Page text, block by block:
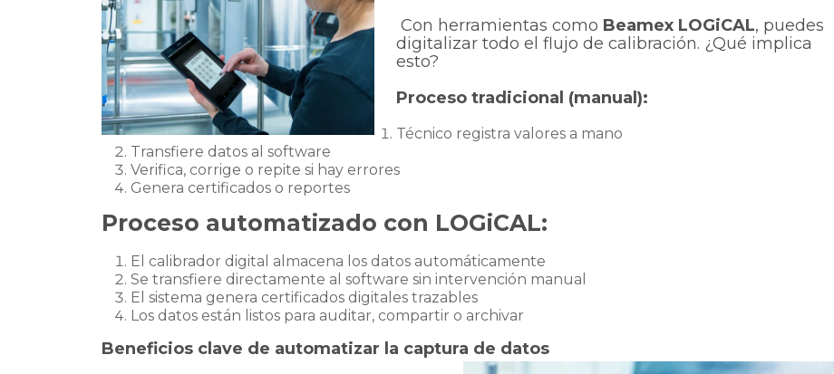
Con herramientas como Beamex LOGiCAL, puedes
digitalizar todo el flujo de calibración. ¿Qué implica
esto?
Proceso tradicional (manual):
Técnico registra valores a mano
Transfiere datos al software
Verifica, corrige o repite si hay errores
Genera certificados o reportes
Proceso automatizado con LOGiCAL:
El calibrador digital almacena los datos automáticamente
Se transfiere directamente al software sin intervención manual
El sistema genera certificados digitales trazables
Los datos están listos para auditar, compartir o archivar
Beneficios clave de automatizar la captura de datos